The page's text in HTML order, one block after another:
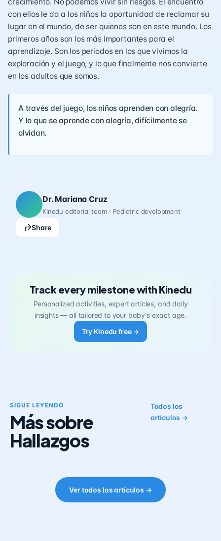
crecimiento. No podemos vivir sin riesgos. El encuentro
con ellos le da a los niños la oportunidad de reclamar su
lugar en el mundo, de ser quienes son en este mundo. Los
primeros años son los más importantes para el
aprendizaje. Son los periodos en los que vivimos la
exploración y el juego, y lo que finalmente nos convierte
en los adultos que somos.
A través del juego, los niños aprenden con alegría.
Y lo que se aprende con alegría, difícilmente se
olvidan.
Dr. Mariana Cruz
Kinedu editorial team · Pediatric development
Share
Track every milestone with Kinedu
Personalized activities, expert articles, and daily
insights — all tailored to your baby's exact age.
Try Kinedu free →
SIGUE LEYENDO
Más sobre
Hallazgos
Todos los
artículos →
Ver todos los artículos →